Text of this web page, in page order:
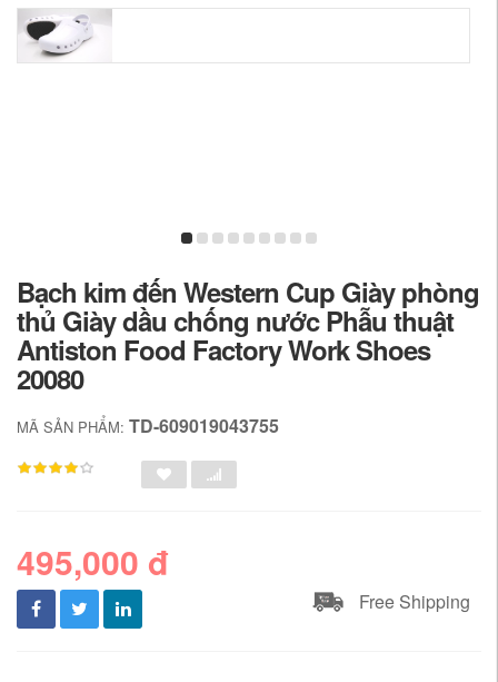
Bạch kim đến Western Cup Giày phòng
thủ Giày dầu chống nước Phẫu thuật
Antiston Food Factory Work Shoes
20080
MÃ SẢN PHẨM: TD-609019043755
495,000 đ
Free Shipping